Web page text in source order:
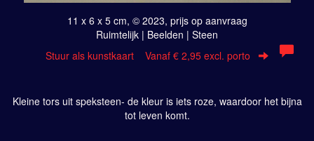
11 x 6 x 5 cm, © 2023, prijs op aanvraag
Ruimtelijk | Beelden | Steen
Stuur als kunstkaart Vanaf € 2,95 excl. porto
Kleine tors uit speksteen- de kleur is iets roze, waardoor het bijna
tot leven komt.